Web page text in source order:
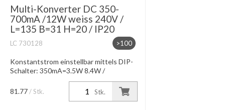
Multi-Konverter DC 350-
700mA /12W weiss 240V /
L=135 B=31 H=20 / IP20
>100
LC 730128
Konstantstrom einstellbar mittels DIP-
Schalter: 350mA=3.5W 8.4W /
400mA=9.6W /450mA =10.8W 500mA
=12W / 550mA = 5W-12W / 600mA -
650mA =6W-6W-12W 700mA =7W-
Stk.
81.77 / Stk.